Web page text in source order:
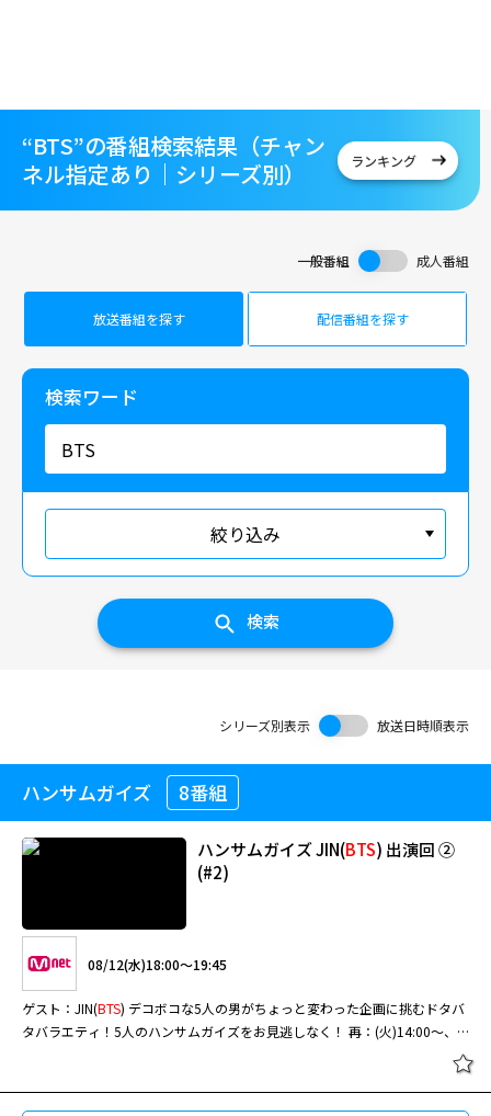
“BTS”の番組検索結果（チャン
ネル指定あり｜シリーズ別）
ランキング
一般番組 成人番組
放送番組を探す 配信番組を探す
検索ワード
絞り込み
検索
シリーズ別表示 放送日時順表示
ハンサムガイズ 8番組
ハンサムガイズ JIN(BTS) 出演回 ②
(#2)
08/12(水)18:00～19:45
ゲスト：JIN(BTS) デコボコな5人の男がちょっと変わった企画に挑むドタバ
タバラエティ！5人のハンサムガイズをお見逃しなく！ 再：(火)14:00～、